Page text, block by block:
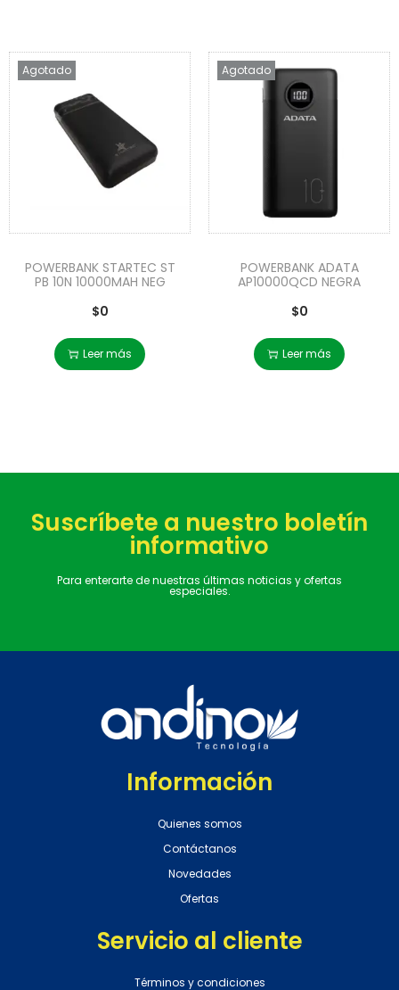
Agotado
POWERBANK STARTEC ST
PB 10N 10000MAH NEG
$0
Leer más
Agotado
POWERBANK ADATA
AP10000QCD NEGRA
$0
Leer más
Suscríbete a nuestro boletín
informativo
Para enterarte de nuestras últimas noticias y ofertas
especiales.
Información
Quienes somos
Contáctanos
Novedades
Ofertas
Servicio al cliente
Términos y condiciones